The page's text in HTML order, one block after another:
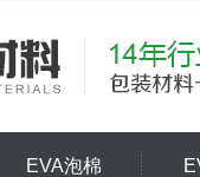
EVA泡棉